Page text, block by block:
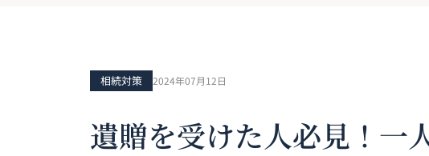
相続対策 2024年07月12日
遺贈を受けた人必見！一